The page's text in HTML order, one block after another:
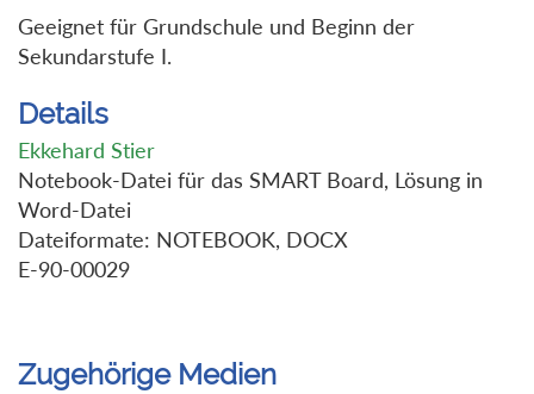
Geeignet für Grundschule und Beginn der
Sekundarstufe I.
Details
Ekkehard Stier
Notebook-Datei für das SMART Board, Lösung in
Word-Datei
Dateiformate: NOTEBOOK, DOCX
E-90-00029
Zugehörige Medien